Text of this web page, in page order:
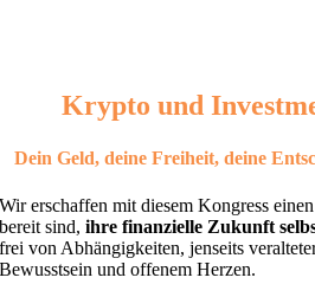
Krypto und
Dein Geld, deine Freiheit, deine
Wir erschaffen mit diesem Kongress
bereit sind,ihre finanzielle Zukunft
frei von Abhängigkeiten, jenseits
Bewusstsein und offenem Herzen.